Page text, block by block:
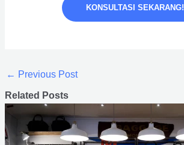
KONSULTASI SEKARANG!
← Previous Post
Related Posts